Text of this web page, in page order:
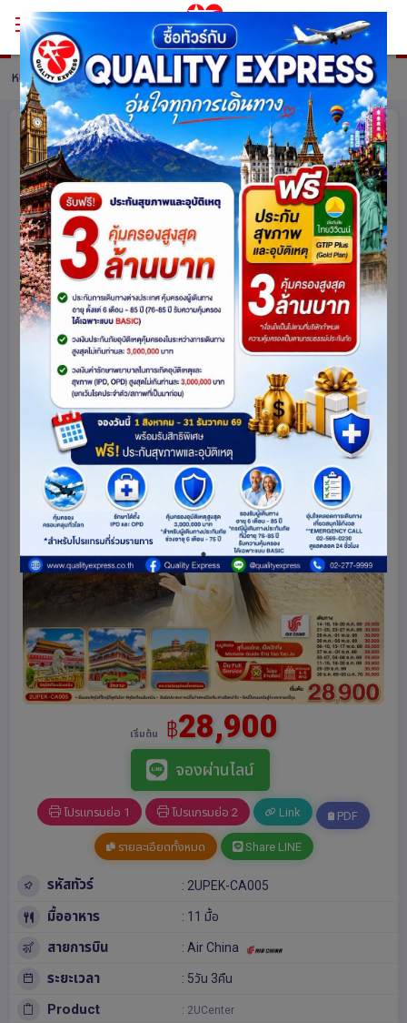
หน้าหลัก ทัวร์ China รายละเอียดทัวร์
ปักกิ่ง..เสน่ห์เมืองหลวง 5วัน 3คืน ท่อง
เมืองโบราณกู๋เป่ย พิชิตกำแพงเมืองจีน
ด่านซือหม่าไถ โดยสายการบิน Air China
(CA)
ไม่เข้าร้านช็อปปิ้ง
จีน 2486 share
ดูโปรแกรมทัวร์ รหัสโปรแกรม :16162
เริ่มต้น ฿28,900
จองผ่านไลน์
โปรแกรมย่อ 1 โปรแกรมย่อ 2 Link PDF
รายละเอียดทั้งหมด Share LINE
รหัสทัวร์ : 2UPEK-CA005
มื้ออาหาร : 11 มื้อ
สายการบิน : Air China
ระยะเวลา : 5วัน 3คืน
Product : 2UCenter